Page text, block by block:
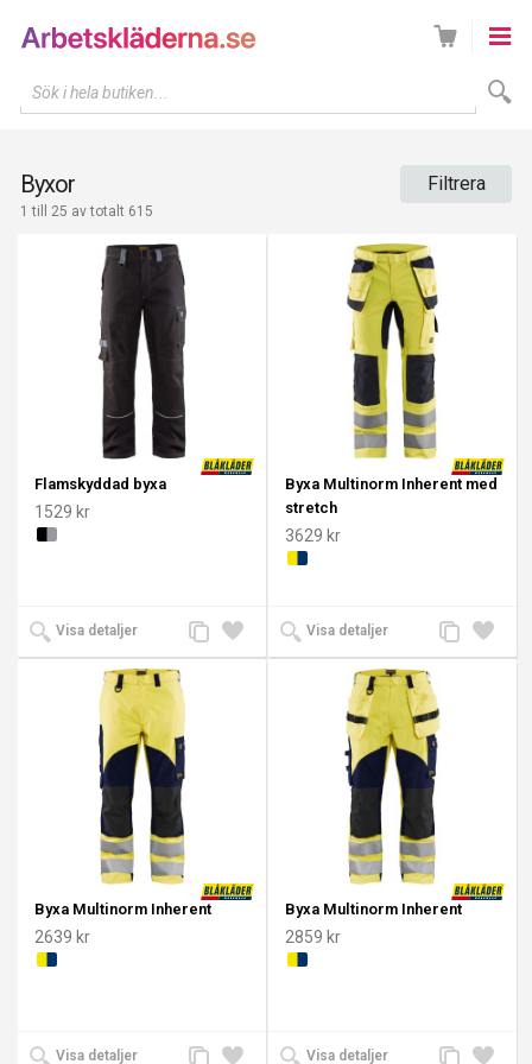
Sök i hela butiken...
Byxor Filtrera
1 till 25 av totalt 615
Flamskyddad byxa
1529 kr
Visa detaljer
Lägg
till i
Lägg
till
Byxa Multinorm Inherent med
stretch
3629 kr
Visa detaljer
Lägg
till i
Lägg
till
Byxa Multinorm Inherent
2639 kr
Visa detaljer
Lägg
Lägg
Byxa Multinorm Inherent
2859 kr
Visa detaljer
Lägg
Lägg